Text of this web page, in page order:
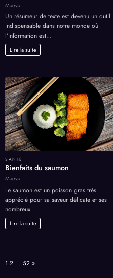
Maeva
Un résumeur de texte est devenu un outil
indispensable dans notre monde où
l’information est…
Lire la suite
SANTÉ
Bienfaits du saumon
Maeva
Le saumon est un poisson gras très
apprécié pour sa saveur délicate et ses
nombreux…
Lire la suite
Page:
1 2 … 52 Next
»